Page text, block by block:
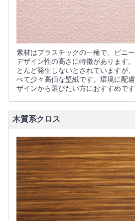
素材はプラスチックの一種で、ビニ
デザイン性の高さに特徴があります
とんど発生しないとされていますが
べて少々高価な壁紙です。環境に配
ザインから選びたい方におすすめです
木質系クロス